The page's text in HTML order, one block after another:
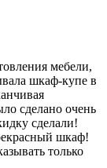
мебели,
шкаф-купе в
сделано очень
сделали!
шкаф!
только